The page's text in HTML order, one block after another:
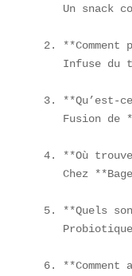
Un snack
2. **Comment
Infuse du
3. **Qu’est-
Fusion de
4. **Où
Chez
5. **Quels
6.